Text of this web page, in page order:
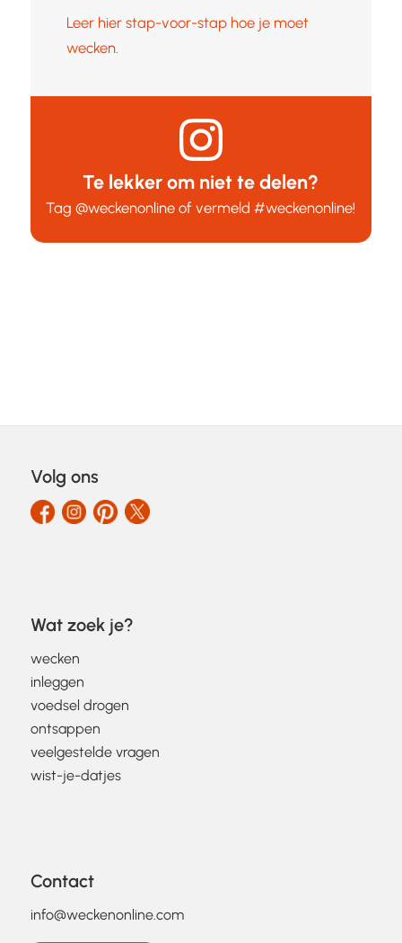
Leer hier stap-voor-stap hoe je moet
wecken.
Te lekker om niet te delen?
Tag@weckenonline of vermeld#weckenonline!
Volg ons
Wat zoek je?
wecken
inleggen
voedsel drogen
ontsappen
veelgestelde vragen
wist-je-datjes
Contact
info@weckenonline.com